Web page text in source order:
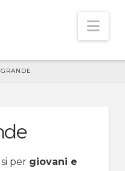
per giovani e